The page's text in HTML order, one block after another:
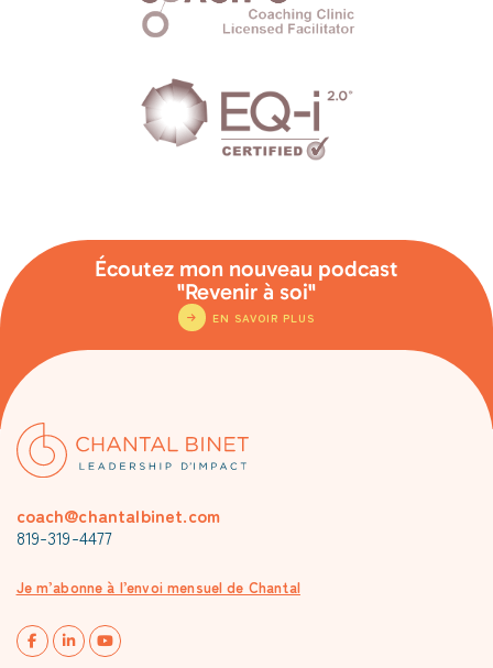
Écoutez mon nouveau podcast
"Revenir à soi"
EN SAVOIR PLUS
coach@chantalbinet.com
819-319-4477
Je m’abonne à l’envoi mensuel de Chantal